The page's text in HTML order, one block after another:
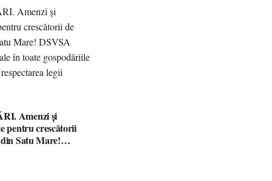
Amenzi și
pentru crescătorii
Satu Mare!
și face apel la